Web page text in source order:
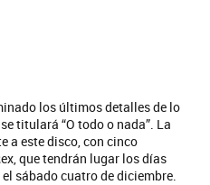
los últimos detalles de lo
titulará “O todo o nada”. La
a este disco, con cinco
que tendrán lugar los días
sábado cuatro de diciembre.